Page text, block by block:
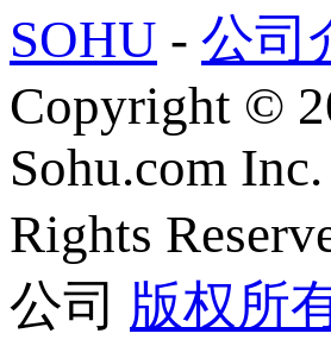
SOHU - 公司
Copyright ©
Sohu.com
Rights
公司 版权所